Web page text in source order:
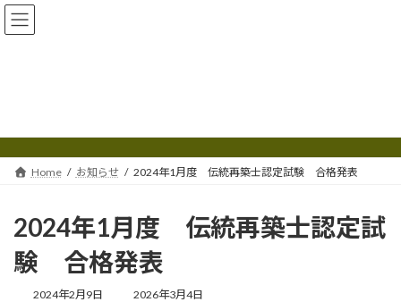
コ
ン
キ
ナ
ビ
に
Home お知らせ 2024年1月度 伝統再築士認定試験 合格発表
2024年1月度 伝統再築士認定試
験 合格発表
2024年2月9日
最
2026年3月4日